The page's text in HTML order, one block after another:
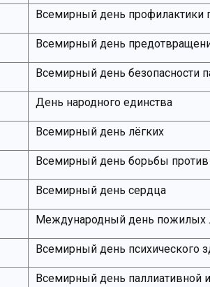
Всемирный день профилактики
Всемирный день
Всемирный день безопасности
День народного единства
Всемирный день лёгких
Всемирный день борьбы
Всемирный день сердца
Международный день пожилых
Всемирный день психического
Всемирный день паллиативной